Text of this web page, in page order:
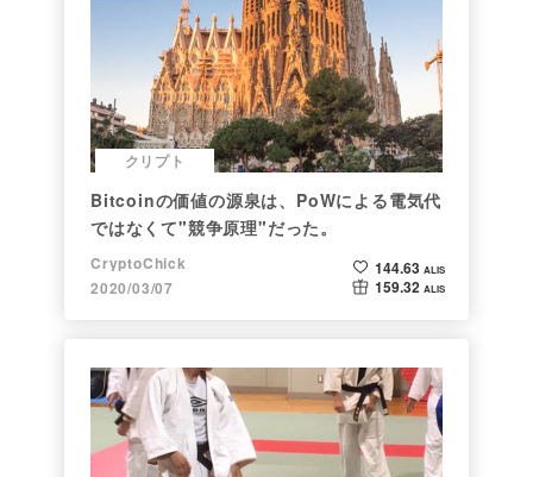
クリプト
Bitcoinの価値の源泉は、PoWによる電気代
ではなくて"競争原理"だった。
CryptoChick
2020/03/07
144.63 ALIS
159.32 ALIS